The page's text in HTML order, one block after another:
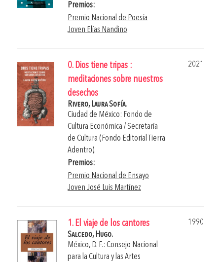
Premios:
Premio Nacional de Poesía
Joven Elías Nandino
0. Dios tiene tripas :
meditaciones sobre nuestros
desechos
2021
Rivero, Laura Sofía.
Ciudad de México: Fondo de
Cultura Económica / Secretaría
de Cultura (Fondo Editorial Tierra
Adentro).
Premios:
Premio Nacional de Ensayo
Joven José Luis Martínez
1. El viaje de los cantores
1990
Salcedo, Hugo.
México, D. F.: Consejo Nacional
para la Cultura y las Artes